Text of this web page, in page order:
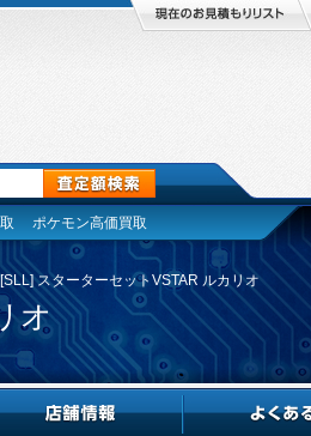
ポケモン高価買取
[SLL] スターターセットVSTAR ルカリオ
オ